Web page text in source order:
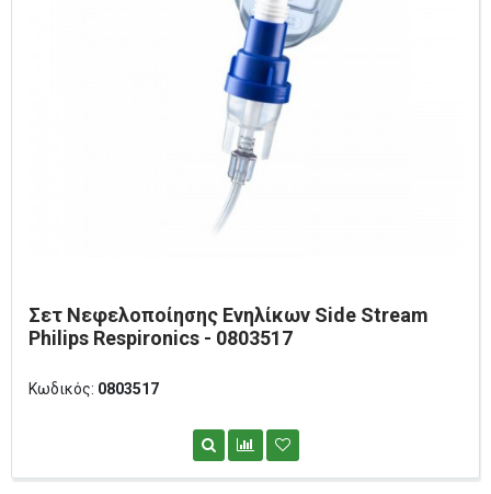
Σετ Νεφελοποίησης Ενηλίκων Side Stream
Philips Respironics - 0803517
Κωδικός: 0803517